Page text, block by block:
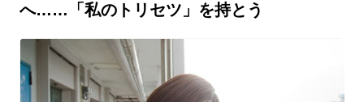
へ……「私のトリセツ」を持とう